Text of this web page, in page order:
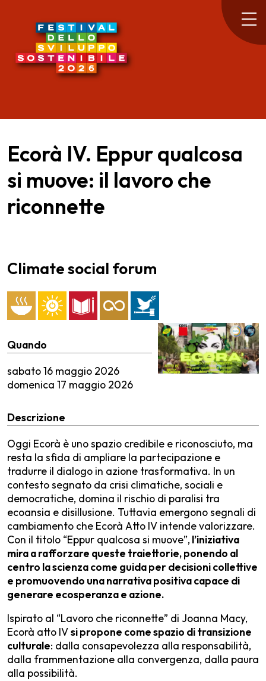
Ecorà IV. Eppur qualcosa
si muove: il lavoro che
riconnette
Climate social forum
Quando
sabato16 maggio 2026
domenica 17 maggio 2026
Descrizione
Oggi Ecorà è uno spazio credibile e riconosciuto, ma
resta la sfida di ampliare la partecipazione e
tradurre il dialogo in azione trasformativa. In un
contesto segnato da crisi climatiche, sociali e
democratiche, domina il rischio di paralisi tra
ecoansia e disillusione. Tuttavia emergono segnali di
cambiamento che Ecorà Atto IV intende valorizzare.
Con il titolo “Eppur qualcosa si muove”, l’iniziativa
mira a rafforzare queste traiettorie, ponendo al
centro la scienza come guida per decisioni collettive
e promuovendo una narrativa positiva capace di
generare ecosperanza e azione.
Ispirato al “Lavoro che riconnette” di Joanna Macy,
Ecorà atto IVsi propone come spazio di transizione
culturale: dalla consapevolezza alla responsabilità,
dalla frammentazione alla convergenza, dalla paura
alla possibilità.